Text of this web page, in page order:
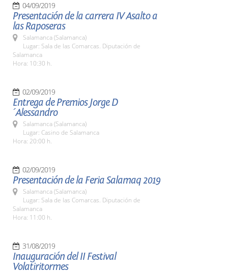
04/09/2019
Presentación de la carrera IV Asalto a
las Raposeras
Salamanca (Salamanca)
Lugar: Sala de las Comarcas. Diputación de
Salamanca
Hora: 10:30 h.
02/09/2019
Entrega de Premios Jorge D
´Alessandro
Salamanca (Salamanca)
Lugar: Casino de Salamanca
Hora: 20:00 h.
02/09/2019
Presentación de la Feria Salamaq 2019
Salamanca (Salamanca)
Lugar: Sala de las Comarcas. Diputación de
Salamanca
Hora: 11:00 h.
31/08/2019
Inauguración del II Festival
Volatiritormes